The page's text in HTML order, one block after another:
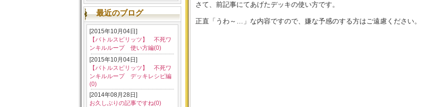
最近のブログ
[2015年10月04日]
【バトルスピリッツ】 不死ワ
ンキルループ 使い方編(0)
[2015年10月04日]
【バトルスピリッツ】 不死ワ
ンキルループ デッキレシピ編
(0)
[2014年08月28日]
お久しぶりの記事ですね(0)
さて、前記事にてあげたデッキの使い方です。
正直「うわ～…」な内容ですので、嫌な予感のする方はご遠慮ください。